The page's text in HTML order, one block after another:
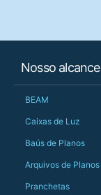
Nosso alcance
BEAM
Caixas de Luz
Baús de Planos
Arquivos de Planos
Pranchetas